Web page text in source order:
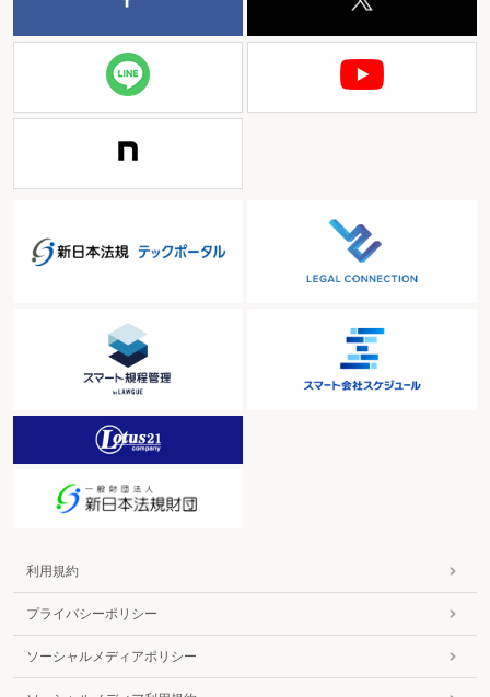
利用規約
プライバシーポリシー
ソーシャルメディアポリシー